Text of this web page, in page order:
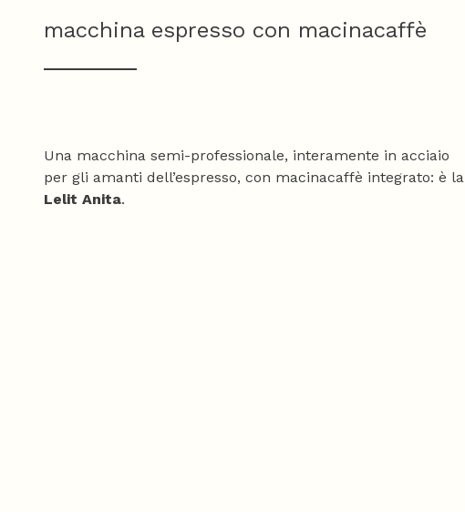
macchina espresso con macinacaffè
Una macchina semi-professionale, interamente in acciaio
per gli amanti dell’espresso, con macinacaffè integrato: è la
Lelit Anita.